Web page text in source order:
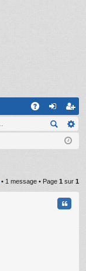
on ns
cri
• 1 message • Page 1 sur 1